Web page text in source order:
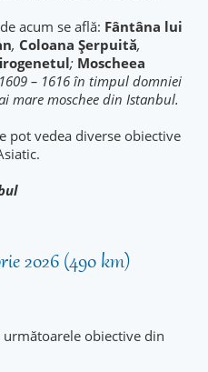
acum se află: Fântâna lui
, Coloana Şerpuită,
; Moscheea
– 1616 în timpul domniei
mare moschee din Istanbul.
pot vedea diverse obiective
2026 (490 km)
obiective din